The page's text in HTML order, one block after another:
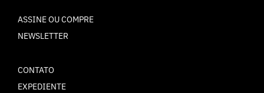
ASSINE OU COMPRE
NEWSLETTER
CONTATO
EXPEDIENTE